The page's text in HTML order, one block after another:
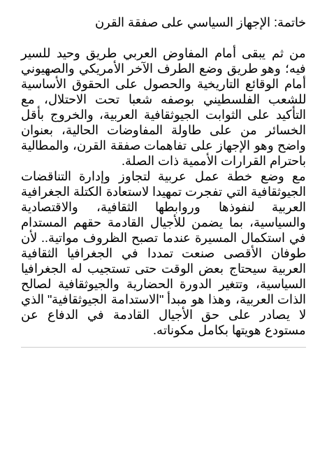
خاتمة: الإجهاز السياسي على صفقة القرن
من ثم يبقى أمام المفاوض العربي طريق وحيد للسير
فيه؛ وهو طريق وضع الطرف الآخر الأمريكي والصهيوني
أمام الوقائع التاريخية والحصول على الحقوق الأساسية
للشعب الفلسطيني بوصفه شعبا تحت الاحتلال، مع
التأكيد على الثوابت الجيوثقافية العربية، والخروج بأقل
الخسائر من على طاولة المفاوضات الحالية، بعنوان
واضح وهو الإجهاز على تفاهمات صفقة القرن، والمطالية
باحترام القرارات الأممية ذات الصلة.
مع وضع خطة عمل عربية لتجاوز وإدارة التناقضات
الجيوثقافية التي تفجرت تمهيدا لاستعادة الكتلة الجغرافية
العربية لنفوذها وروابطها الثقافية، والاقتصادية
والسياسية، بما يضمن للأجيال القادمة حقهم المستدام
في استكمال المسيرة عندما تصبح الظروف مواتية.. لأن
طوفان الأقصى صنعت تمددا في الجغرافيا الثقافية
العربية سيحتاج بعض الوقت حتى تستجيب له الجغرافيا
السياسية، وتتغير الدورة الحضارية والجيوثقافية لصالح
الذات العربية، وهذا هو مبدأ "الاستدامة الجيوثقافية" الذي
لا يصادر على حق الأجيال القادمة في الدفاع عن
مستودع هويتها بكامل مكوناته.